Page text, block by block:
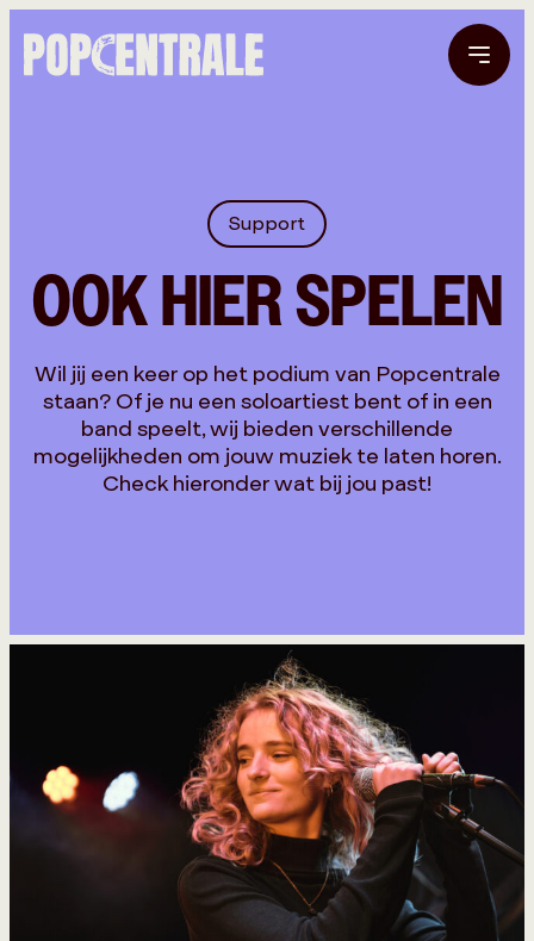
Support
OOK HIER SPELEN
Wil jij een keer op het podium van Popcentrale
staan? Of je nu een soloartiest bent of in een
band speelt, wij bieden verschillende
mogelijkheden om jouw muziek te laten horen.
Check hieronder wat bij jou past!